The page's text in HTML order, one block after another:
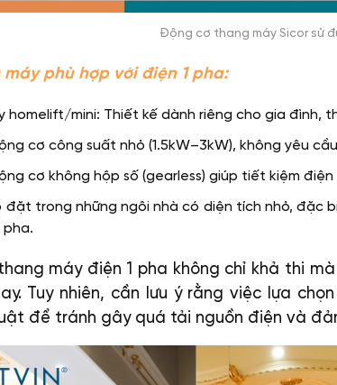
Động cơ thang máy Sicor sử
phù hợp với điện 1 pha:
homelift/mini: Thiết kế dành riêng cho gia đình,
cơ công suất nhỏ (1.5kW–3kW), không yêu
cơ không hộp số (gearless) giúp tiết kiệm điện
đặt trong những ngôi nhà có diện tích nhỏ, đặc
pha.
máy điện 1 pha không chỉ khả thi
Tuy nhiên, cần lưu ý rằng việc lựa
để tránh gây quá tải nguồn điện và